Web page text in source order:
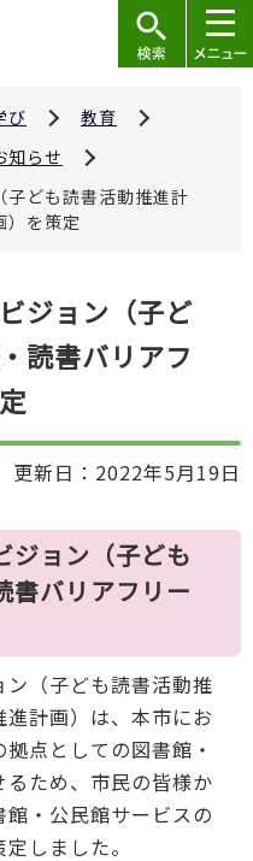
び
教育
知らせ
子ども読書活動推進計
）を策定
ジョン（子ど
読書バリアフ
更新日：2022年5月19日
ジョン（子ども
書バリアフリー
（子ども読書活動推
計画）は、本市にお
点としての図書館・
ため、市民の皆様か
・公民館サービスの
しました。